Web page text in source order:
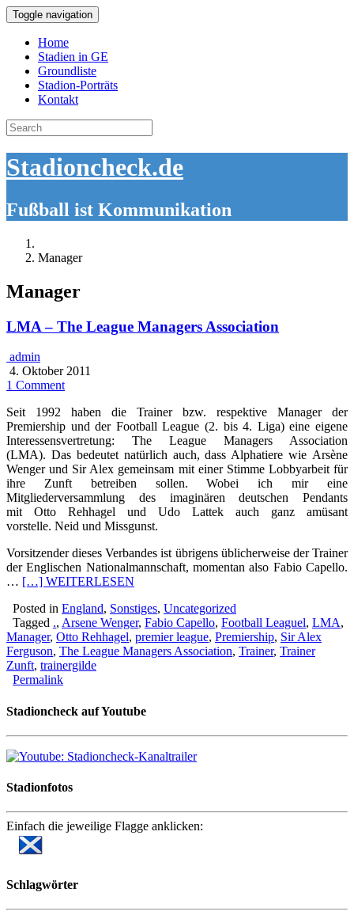
Toggle navigation
Home
Stadien in GE
Groundliste
Stadion-Porträts
Kontakt
Search
for:
Stadioncheck.de
Fußball ist Kommunikation
Manager
Manager
LMA – The League Managers Association
admin
4. Oktober 2011
1 Comment
Seit 1992 haben die Trainer bzw. respektive Manager der
Premiership und der Football League (2. bis 4. Liga) eine eigene
Interessensvertretung: The League Managers Association
(LMA). Das bedeutet natürlich auch, dass Alphatiere wie Arsène
Wenger und Sir Alex gemeinsam mit einer Stimme Lobbyarbeit für
ihre Zunft betreiben sollen. Wobei ich mir eine
Mitgliederversammlung des imaginären deutschen Pendants
mit Otto Rehhagel und Udo Lattek auch ganz amüsant
vorstelle. Neid und Missgunst.
Vorsitzender dieses Verbandes ist übrigens üblicherweise der Trainer
der Englischen Nationalmannschaft, momentan also Fabio Capello.
… […] WEITERLESEN
Posted in England, Sonstiges, Uncategorized
Tagged ., Arsene Wenger, Fabio Capello, Football Leaguel, LMA,
Manager, Otto Rehhagel, premier league, Premiership, Sir Alex
Ferguson, The League Managers Association, Trainer, Trainer
Zunft, trainergilde
Permalink
Stadioncheck auf Youtube
Stadionfotos
Einfach die jeweilige Flagge anklicken:
Schlagwörter